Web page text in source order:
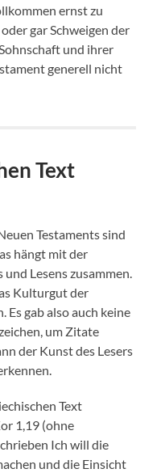
ernst zu
gar Schweigen der
und ihrer
generell nicht
Text
Testaments sind
hängt mit der
Lesens zusammen.
Kulturgut der
Es gab also auch keine
um Zitate
der Kunst des Lesers
Text
1,19 (ohne
Ich will die
und die Einsicht